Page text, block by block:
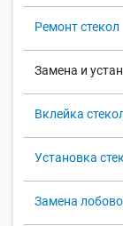
Ремонт стекол
Замена и
Вклейка
Установка
Замена